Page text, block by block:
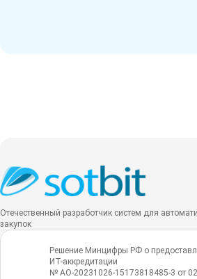
Отечественный разработчик систем для
закупок
Решение Минцифры РФ о
ИТ-аккредитации
№ АО-20231026-15173818485-3 от